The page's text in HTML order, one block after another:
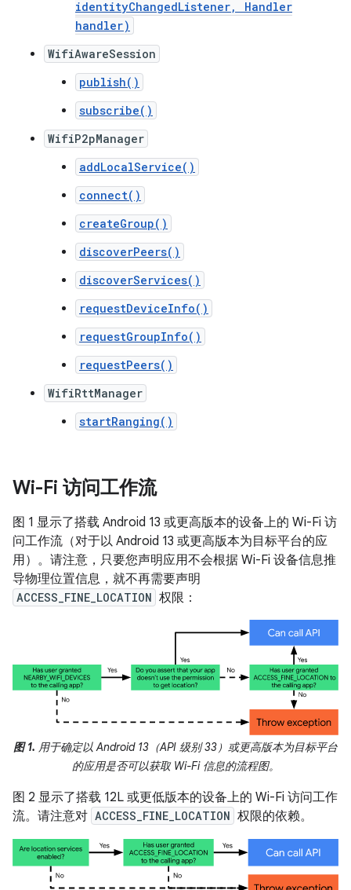
identityChangedListener, Handler
handler)
WifiAwareSession
publish()
subscribe()
WifiP2pManager
addLocalService()
connect()
createGroup()
discoverPeers()
discoverServices()
requestDeviceInfo()
requestGroupInfo()
requestPeers()
WifiRttManager
startRanging()
Wi-Fi 访问工作流
图 1 显示了搭载 Android 13 或更高版本的设备上的 Wi-Fi 访
问工作流（对于以 Android 13 或更高版本为目标平台的应
用）。请注意，只要您声明应用不会根据 Wi-Fi 设备信息推
导物理位置信息，就不再需要声明
ACCESS_FINE_LOCATION 权限：
图 1. 用于确定以 Android 13（API 级别 33）或更高版本为目标平台
的应用是否可以获取 Wi-Fi 信息的流程图。
图 2 显示了搭载 12L 或更低版本的设备上的 Wi-Fi 访问工作
流。请注意对 ACCESS_FINE_LOCATION 权限的依赖。